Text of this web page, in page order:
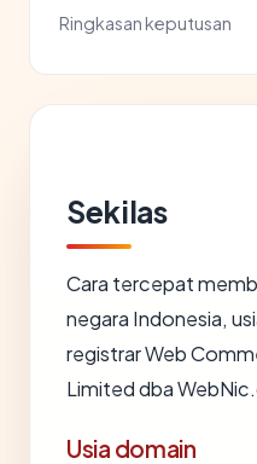
Ringkasan keputusan
Sekilas
Cara tercepat
negara Indonesia,
registrar Web
Limited dba
Usia domain